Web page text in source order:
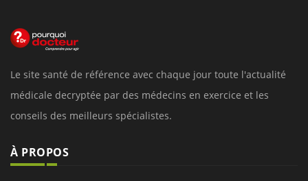
Le site santé de référence avec chaque jour toute l'actualité
médicale decryptée par des médecins en exercice et les
conseils des meilleurs spécialistes.
À PROPOS